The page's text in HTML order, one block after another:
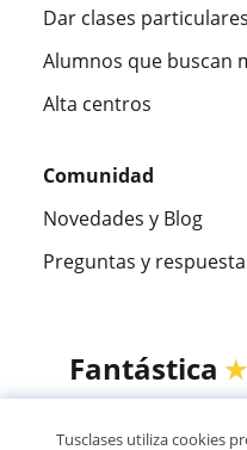
Dar clases particulares
Alumnos que buscan
Alta centros
Comunidad
Novedades y Blog
Preguntas y
Fantástica
Tusclases utiliza cookies